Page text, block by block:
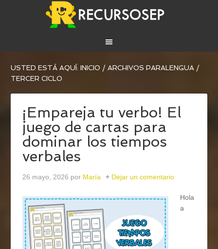
USTED ESTÁ AQUÍ:INICIO / ARCHIVOS PARALENGUA /
TERCER CICLO
¡Empareja tu verbo! El
juego de cartas para
dominar los tiempos
verbales
26 mayo, 2026 por María Dejar un comentario
Hola
a